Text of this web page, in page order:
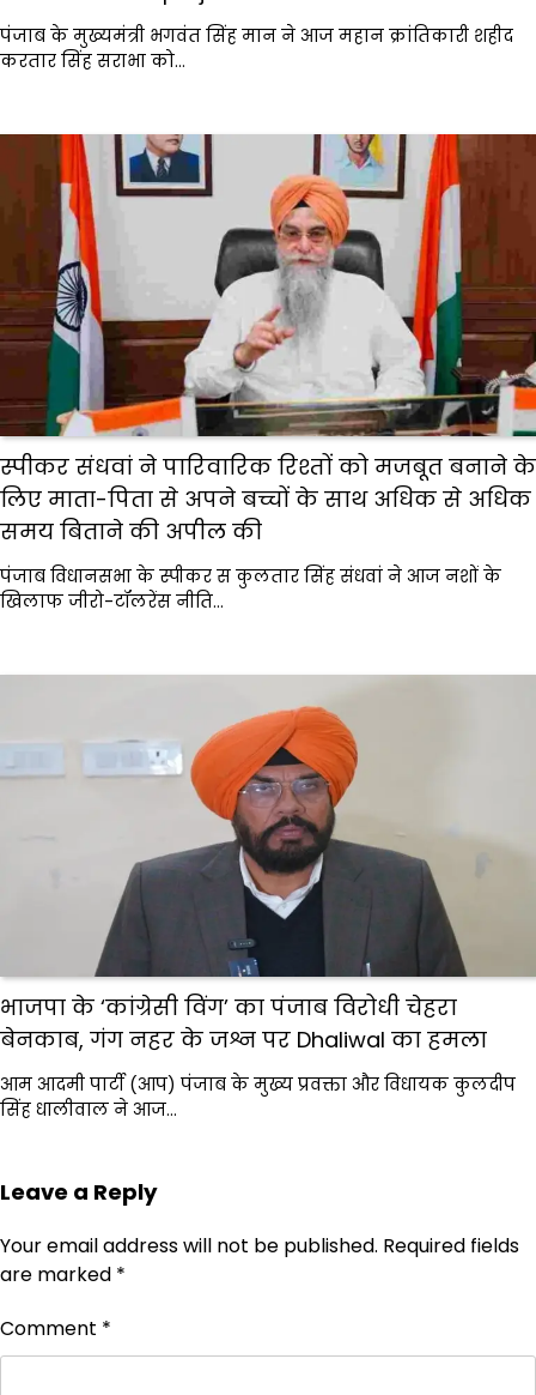
पंजाब के मुख्यमंत्री भगवंत सिंह मान ने आज महान क्रांतिकारी शहीद
करतार सिंह सराभा को…
स्पीकर संधवां ने पारिवारिक रिश्तों को मजबूत बनाने के
लिए माता-पिता से अपने बच्चों के साथ अधिक से अधिक
समय बिताने की अपील की
पंजाब विधानसभा के स्पीकर स कुलतार सिंह संधवां ने आज नशों के
खिलाफ जीरो-टॉलरेंस नीति…
भाजपा के ‘कांग्रेसी विंग’ का पंजाब विरोधी चेहरा
बेनकाब, गंग नहर के जश्न पर Dhaliwal का हमला
आम आदमी पार्टी (आप) पंजाब के मुख्य प्रवक्ता और विधायक कुलदीप
सिंह धालीवाल ने आज…
Leave a Reply
Your email address will not be published. Required fields
are marked *
Comment *